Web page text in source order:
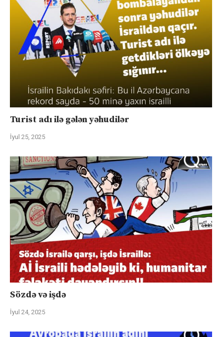
Turist adı ilə gələn yəhudilər
İyul 25, 2025
Sözdə və işdə
İyul 24, 2025